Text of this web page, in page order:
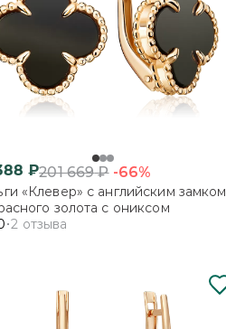
₽201 669₽ -66%
«Клевер» с английским замком
золота с ониксом
2 отзыва